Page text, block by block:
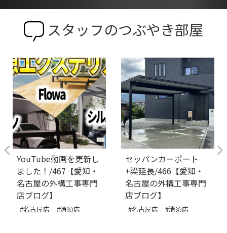
スタッフのつぶやき部屋
YouTube動画を更新し
ました！/467【愛知・
名古屋の外構工事専門
店ブログ】
#名古屋店 #清須店
セッパンカーポート
+梁延長/466【愛知・
名古屋の外構工事専門
店ブログ】
#名古屋店 #清須店